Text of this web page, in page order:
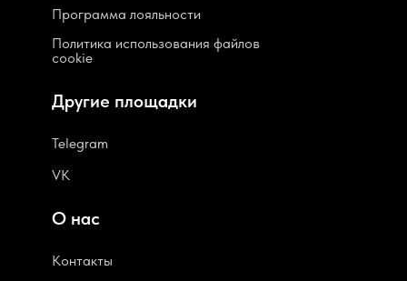
Программа лояльности
Политика использования файлов
cookie
Контакты
Telegram
VK
О нас
Другие площадки